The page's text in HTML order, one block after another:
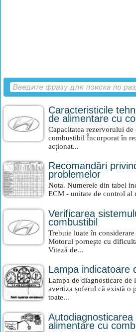
Caracteristicile
de alimentare cu
Capacitatea rezervorului
combustibil Încorporat în
acționat...
Recomandări
problemelor
Nota. Numerele din tabel
ECM - unitate de control al
Verificarea
combustibil
Trebuie luate în
Motorul pornește cu
Viteză de...
Lampa indicatoare
Lampa de diagnosticare de
avertiza șoferul că există o
toate...
alimentare cu